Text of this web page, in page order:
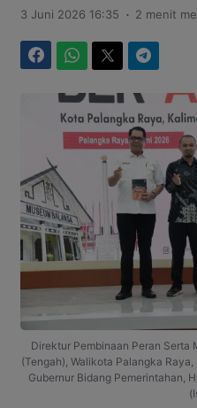
3 Juni 2026 16:35 . 2 menit
Direktur Pembinaan Peran Serta
(Tengah), Walikota Palangka
Gubernur Bidang Pemerintahan,